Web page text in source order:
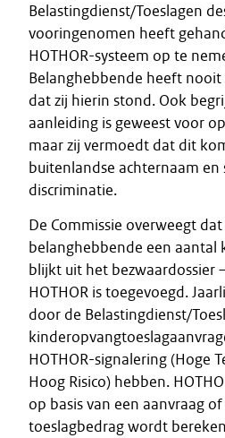
Belastingdienst/Toeslagen
vooringenomen heeft
HOTHOR-systeem op te
Belanghebbende heeft
dat zij hierin stond. Ook
aanleiding is geweest voor
maar zij vermoedt dat dit
buitenlandse achternaam en
discriminatie.
De Commissie overweegt
belanghebbende een aantal
blijkt uit het bezwaardossier
HOTHOR is toegevoegd.
door de Belastingdienst/
HOTHOR-signalering (Hoge
Hoog Risico) hebben.
op basis van een aanvraag
toeslagbedrag wordt